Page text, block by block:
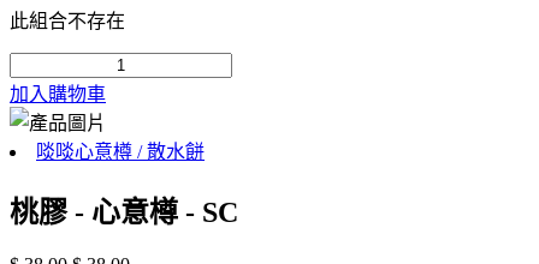
此組合不存在
加入購物車
啖啖心意樽 / 散水餅
桃膠 - 心意樽 - SC